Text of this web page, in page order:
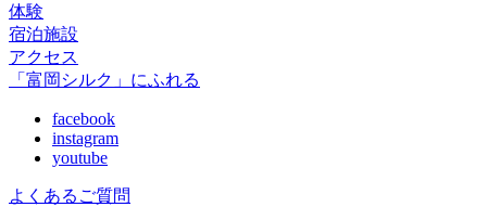
体験
宿泊施設
アクセス
「富岡シルク」にふれる
facebook
instagram
youtube
よくあるご質問